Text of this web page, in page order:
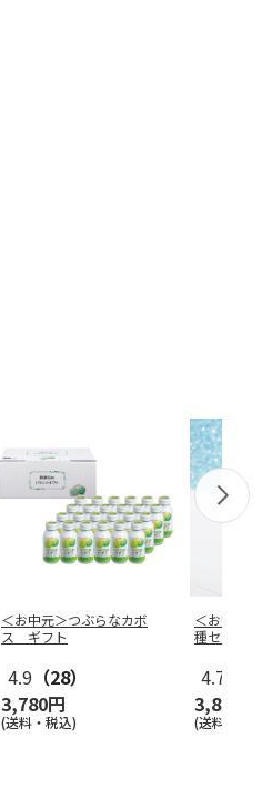
＜お中元＞つぶらなカボ
ス ギフト
4.9 （28）
3,780円
(送料・税込)
＜お中元＞
種セット
4.7
3,870円
(送料・税込)